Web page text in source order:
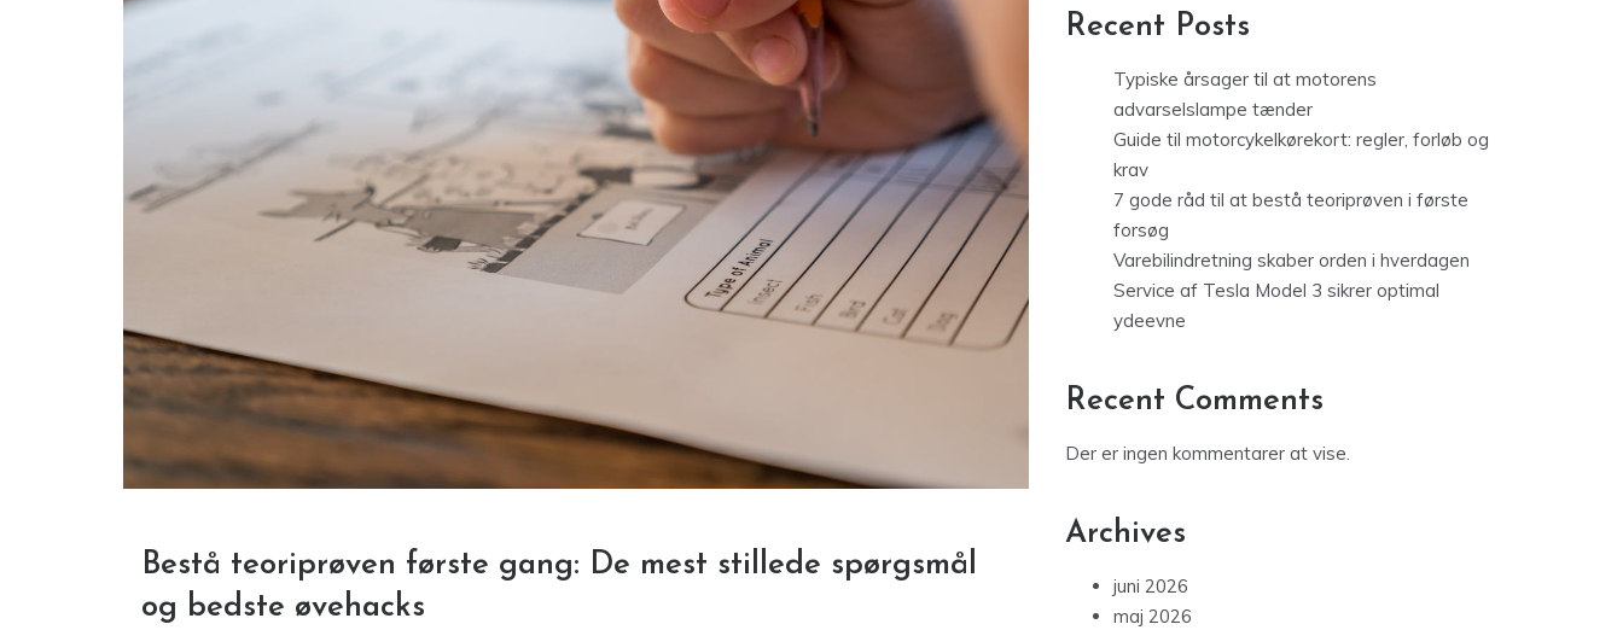
Bestå teoriprøven første gang: De mest stillede spørgsmål
og bedste øvehacks
Recent Posts
Typiske årsager til at motorens
advarselslampe tænder
Guide til motorcykelkørekort: regler, forløb og
krav
7 gode råd til at bestå teoriprøven i første
forsøg
Varebilindretning skaber orden i hverdagen
Service af Tesla Model 3 sikrer optimal
ydeevne
Recent Comments
Der er ingen kommentarer at vise.
Archives
juni 2026
maj 2026